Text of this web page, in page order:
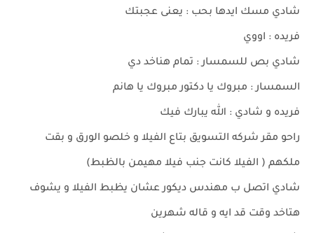
شادي مسك ايدها بحب : يعنى عجبتك
فريده : اووي
شادي بص للسمسار : تمام هناخد دي
السمسار : مبروك يا دكتور مبروك يا هانم
فريده و شادي : الله يبارك فيك
راحو مقر شركه التسويق بتاع الفيلا و خلصو الورق و بقت
ملكهم ( الفيلا كانت جنب فيلا مهيمن بالظبط)
شادي اتصل ب مهندس ديكور عشان يظبط الفيلا و يشوف
هتاخد وقت قد ايه و قاله شهرين